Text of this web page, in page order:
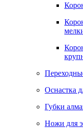
Оснастка
Губки
Ножи для